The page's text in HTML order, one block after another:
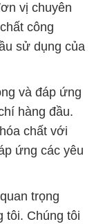
vị chuyên
công
sử dụng của
và đáp ứng
hàng đầu.
chất với
ứng các yêu
trọng
tôi. Chúng tôi